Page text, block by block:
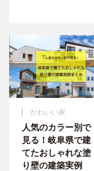
かわいい家
人気のカラー別で
見る！岐阜県で建
てたおしゃれな塗
り壁の建築実例